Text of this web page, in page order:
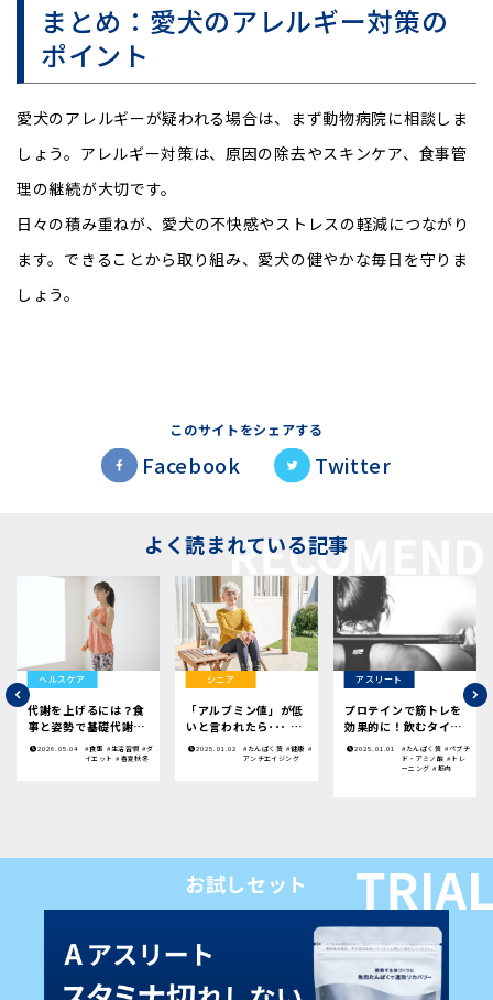
まとめ：愛犬のアレルギー対策の
ポイント
愛犬のアレルギーが疑われる場合は、まず動物病院に相談しま
しょう。アレルギー対策は、原因の除去やスキンケア、食事管
理の継続が大切です。
日々の積み重ねが、愛犬の不快感やストレスの軽減につながり
ます。できることから取り組み、愛犬の健やかな毎日を守りま
しょう。
このサイトをシェアする
Facebook Twitter
よく読まれている記事
ヘルスケア
代謝を上げるには？食
事と姿勢で基礎代謝を
高める方法
2026.05.04 #食事 #生活習慣 #ダ
イエット #春夏秋冬
シニア
「アルブミン値」が低
いと言われたら･･･ |
今日から意識したいこ
2025.01.02 #たんぱく質 #健康 #
アンチエイジング
アスリート
プロテインで筋トレを
効果的に！飲むタイミ
ングや効果についてわ
かりやすく解説
2025.01.01 #たんぱく質 #ペプチ
ド・アミノ酸 #トレ
ーニング #筋肉
お試しセット